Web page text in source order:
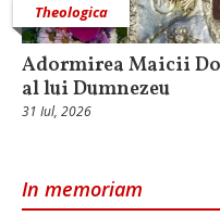
Theologica
Adormirea Maicii
al lui Dumnezeu
31 Iul, 2026
In memoriam